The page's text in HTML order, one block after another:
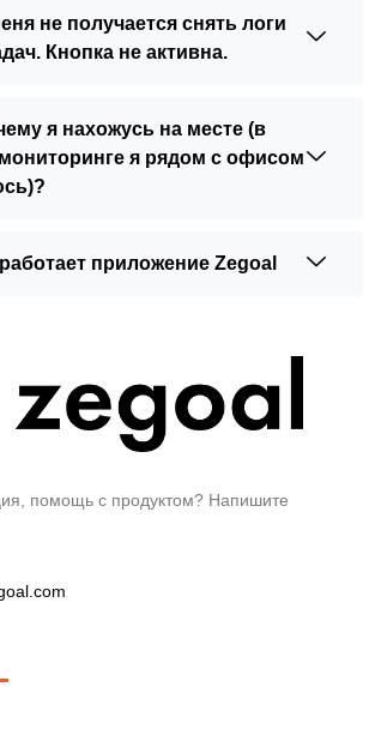
не получается снять логи
Кнопка не активна.
я нахожусь на месте (в
я рядом с офисом
приложение Zegoal
помощь с продуктом? Напишите